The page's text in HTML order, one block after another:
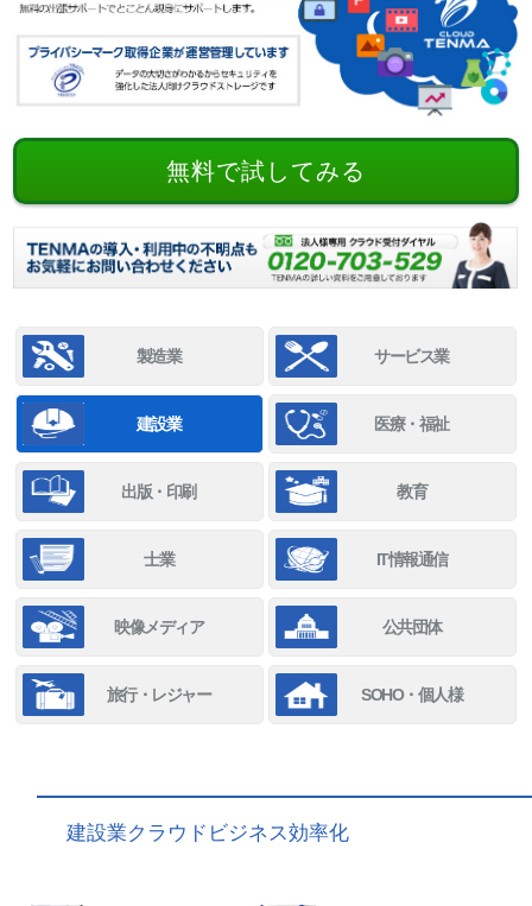
無料で試してみる
製造業 サービス業
建設業 医療・福祉
出版・印刷 教育
士業 IT情報通信
映像メディア 公共団体
旅行・レジャー SOHO・個人様
建設業クラウドビジネス効率化